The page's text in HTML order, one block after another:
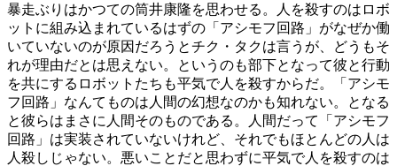
暴走ぶりはかつての筒井康隆を思わせる。人を殺すのはロボ
ットに組み込まれているはずの「アシモフ回路」がなぜか働
いていないのが原因だろうとチク・タクは言うが、どうもそ
れが理由だとは思えない。というのも部下となって彼と行動
を共にするロボットたちも平気で人を殺すからだ。「アシモ
フ回路」なんてものは人間の幻想なのかも知れない。となる
と彼らはまさに人間そのものである。人間だって「アシモフ
回路」は実装されていないけれど、それでもほとんどの人は
人殺しじゃない。悪いことだと思わずに平気で人を殺すのは